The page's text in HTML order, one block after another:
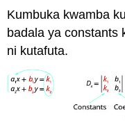
Kumbuka kwamba
badala ya constants
ni kutafuta.